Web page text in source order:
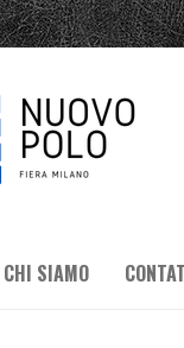
CHI SIAMO